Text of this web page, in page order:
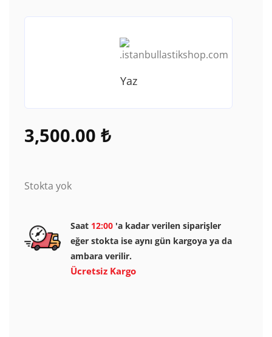
Yaz
3,500.00 ₺
Stokta yok
Saat 12:00 'a kadar verilen siparişler
eğer stokta ise aynı gün kargoya ya da
ambara verilir.
Ücretsiz Kargo